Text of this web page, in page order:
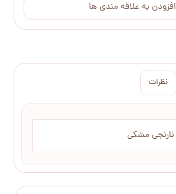
افزودن به علاقه مندی ها
نظرات
نارنجی مشکی